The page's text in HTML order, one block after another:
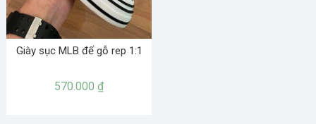
Giày sục MLB đế gỗ rep 1:1
570.000₫